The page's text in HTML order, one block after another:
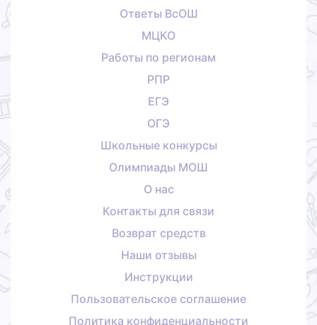
Ответы ВсОШ
МЦКО
Работы по регионам
РПР
ЕГЭ
ОГЭ
Школьные конкурсы
Олимпиады МОШ
О нас
Контакты для связи
Возврат средств
Наши отзывы
Инструкции
Пользовательское соглашение
Политика конфиденциальности